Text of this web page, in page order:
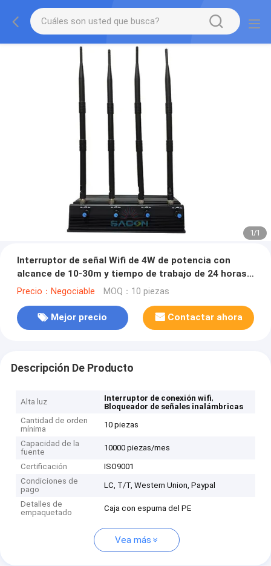
1/1
Interruptor de señal Wifi de 4W de potencia con
alcance de 10-30m y tiempo de trabajo de 24 horas
Bloqueador de señal móvil
Precio：Negociable MOQ：10 piezas
Mejor precio Contactar ahora
Descripción De Producto
Alta luz Interruptor de conexión wifi,
Bloqueador de señales inalámbricas
Cantidad de orden
mínima
10 piezas
Capacidad de la
fuente
10000 piezas/mes
Certificación
ISO9001
Condiciones de
pago
LC, T/T, Western Union, Paypal
Detalles de
empaquetado
Caja con espuma del PE
Vea más